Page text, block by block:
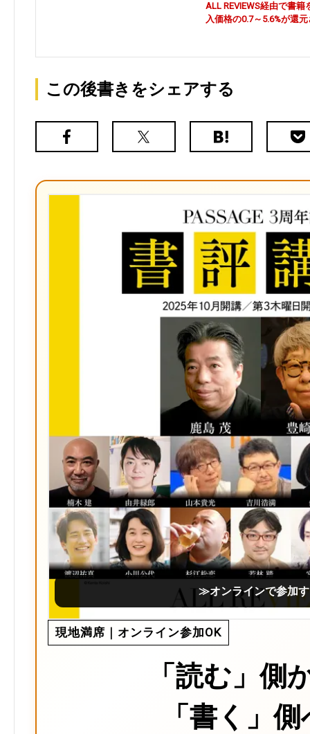
ALL REVIEWS経由で書
入価格の0.7～5.6%が還
この後書きをシェアする
Facebook
X（旧
は
ク
マ
ー
ク
≫オンラインで参加
現地満席｜オンライン参加OK
「読む」側
「書く」